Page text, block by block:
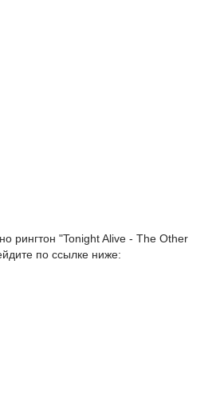
рингтон "Tonight Alive - The Other
по ссылке ниже: